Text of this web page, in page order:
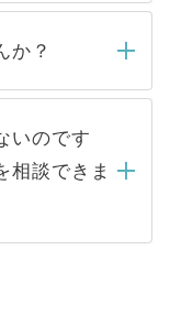
ある医療機
殺到する場
った人材の
ースが増え
切ありませ
をいただい
。内定先へ
ナーが行い
か？
りませんの
からの登録
人情報は、
転職活動の
お預かりし
本人の許可
いのです
相談できま